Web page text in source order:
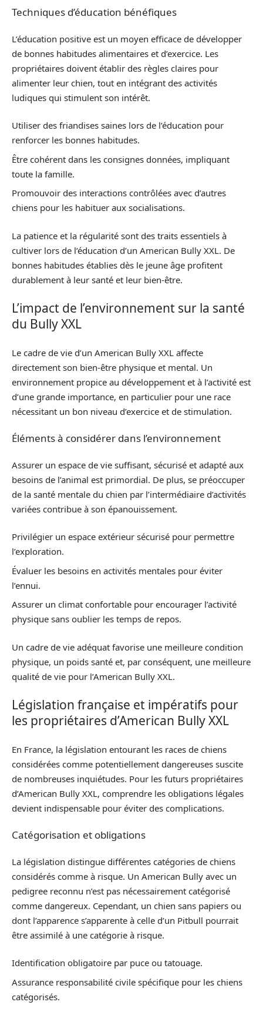
Techniques d’éducation bénéfiques
L’éducation positive est un moyen efficace de développer
de bonnes habitudes alimentaires et d’exercice. Les
propriétaires doivent établir des règles claires pour
alimenter leur chien, tout en intégrant des activités
ludiques qui stimulent son intérêt.
Utiliser des friandises saines lors de l’éducation pour
renforcer les bonnes habitudes.
Être cohérent dans les consignes données, impliquant
toute la famille.
Promouvoir des interactions contrôlées avec d’autres
chiens pour les habituer aux socialisations.
La patience et la régularité sont des traits essentiels à
cultiver lors de l’éducation d’un American Bully XXL. De
bonnes habitudes établies dès le jeune âge profitent
durablement à leur santé et leur bien-être.
L’impact de l’environnement sur la santé
du Bully XXL
Le cadre de vie d’un American Bully XXL affecte
directement son bien-être physique et mental. Un
environnement propice au développement et à l’activité est
d’une grande importance, en particulier pour une race
nécessitant un bon niveau d’exercice et de stimulation.
Éléments à considérer dans l’environnement
Assurer un espace de vie suffisant, sécurisé et adapté aux
besoins de l’animal est primordial. De plus, se préoccuper
de la santé mentale du chien par l’intermédiaire d’activités
variées contribue à son épanouissement.
Privilégier un espace extérieur sécurisé pour permettre
l’exploration.
Évaluer les besoins en activités mentales pour éviter
l’ennui.
Assurer un climat confortable pour encourager l’activité
physique sans oublier les temps de repos.
Un cadre de vie adéquat favorise une meilleure condition
physique, un poids santé et, par conséquent, une meilleure
qualité de vie pour l’American Bully XXL.
Législation française et impératifs pour
les propriétaires d’American Bully XXL
En France, la législation entourant les races de chiens
considérées comme potentiellement dangereuses suscite
de nombreuses inquiétudes. Pour les futurs propriétaires
d’American Bully XXL, comprendre les obligations légales
devient indispensable pour éviter des complications.
Catégorisation et obligations
La législation distingue différentes catégories de chiens
considérés comme à risque. Un American Bully avec un
pedigree reconnu n’est pas nécessairement catégorisé
comme dangereux. Cependant, un chien sans papiers ou
dont l’apparence s’apparente à celle d’un Pitbull pourrait
être assimilé à une catégorie à risque.
Identification obligatoire par puce ou tatouage.
Assurance responsabilité civile spécifique pour les chiens
catégorisés.